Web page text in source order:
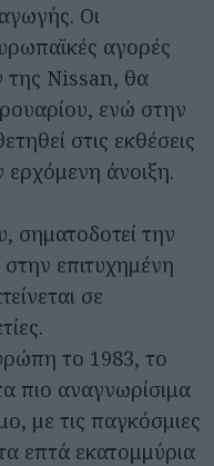
Οι
αγορές
της Nissan, θα
ενώ στην
στις εκθέσεις
άνοιξη.
σηματοδοτεί την
επιτυχημένη
σε
το 1983, το
πιο αναγνωρίσιμα
με τις παγκόσμιες
επτά εκατομμύρια